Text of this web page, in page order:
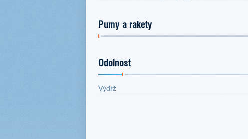
Pumy a rakety
Odolnost
Výdrž